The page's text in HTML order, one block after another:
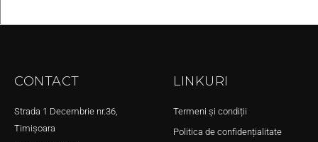
CONTACT
Strada 1 Decembrie nr.36,
Timișoara
LINKURI
Termeni și condiții
Politica de confidențialitate